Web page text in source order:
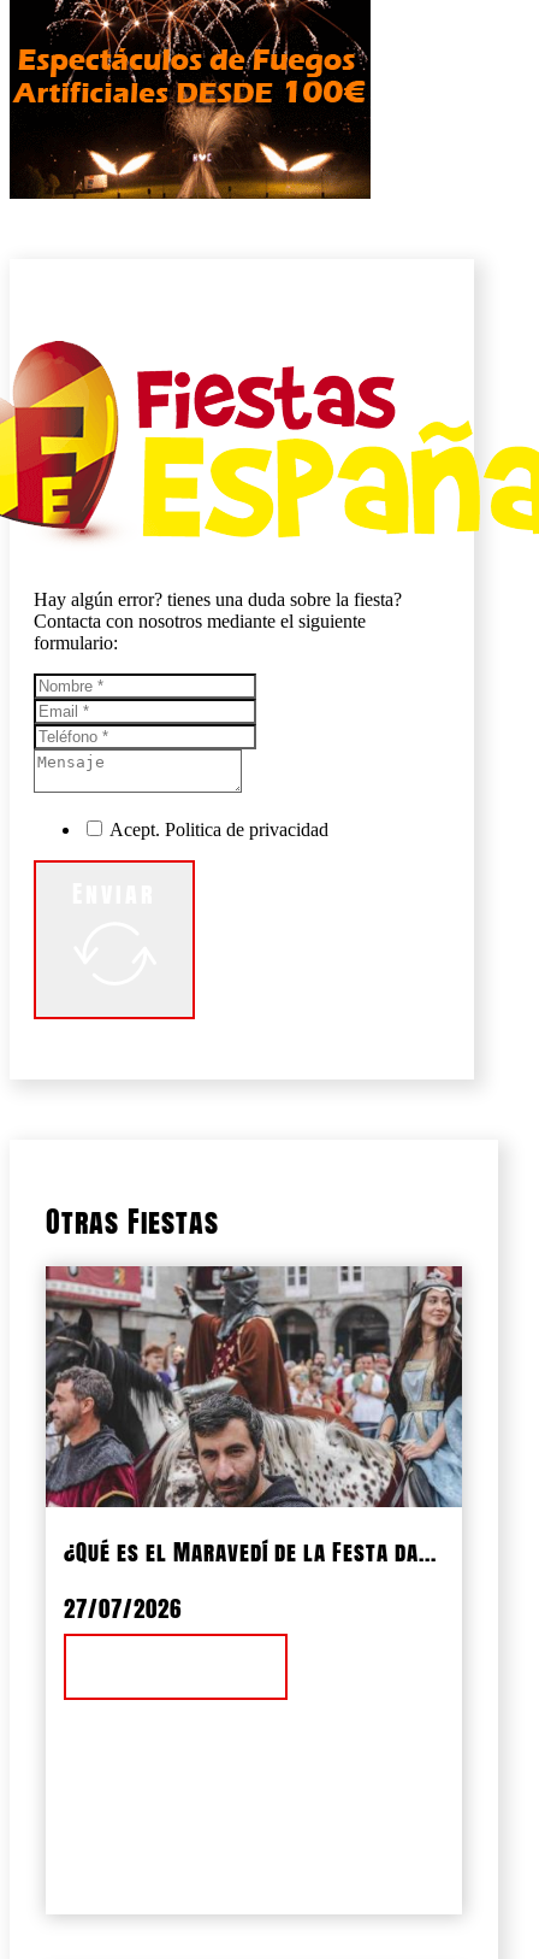
Hay algún error? tienes una duda sobre la fiesta?
Contacta con nosotros mediante el siguiente
formulario:
Acept. Politica de privacidad
Otras Fiestas
¿Qué es el Maravedí de la Festa da...
27/07/2026